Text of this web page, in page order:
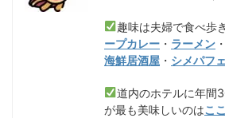
趣味は夫婦で食べ歩
ープカレー ・ ラーメン ・
海鮮居酒屋 ・ シメパフェ
道内のホテルに年間
が最も美味しいのはここ